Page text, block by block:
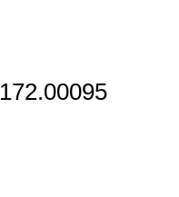
172.00095